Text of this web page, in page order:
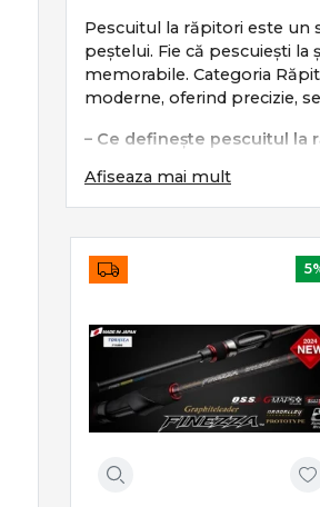
Pescuitul la răpitori este un
peștelui. Fie că pescuiești la
memorabile. Categoria
moderne, oferind precizie,
– Ce definește pescuitul la
Pescuitul la răpitori se
control permanent în
Este un pescuit tehnic,
Subcategorii esențiale
CategoriaRăpitoriinclude o
Mulinete spinning &
Afiseaza mai mult